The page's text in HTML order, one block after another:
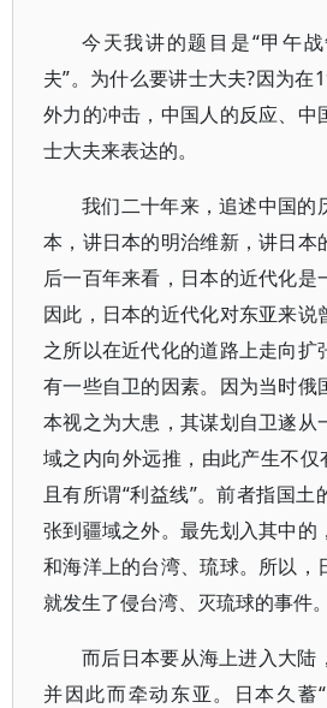
今天我讲的题目是“甲午
夫”。为什么要讲士大夫?因为在
外力的冲击，中国人的反应、中
士大夫来表达的。
我们二十年来，追述中国的
本，讲日本的明治维新，讲日本
后一百年来看，日本的近代化是
因此，日本的近代化对东亚来说
之所以在近代化的道路上走向扩
有一些自卫的因素。因为当时俄
本视之为大患，其谋划自卫遂从
域之内向外远推，由此产生不仅
且有所谓“利益线”。前者指国
张到疆域之外。最先划入其中的
和海洋上的台湾、琉球。所以，
就发生了侵台湾、灭琉球的事件。
而后日本要从海上进入大陆
并因此而牵动东亚。日本久蓄